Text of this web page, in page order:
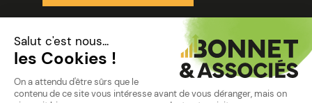
Nos solutions
Nos cabinets
Mon espace client